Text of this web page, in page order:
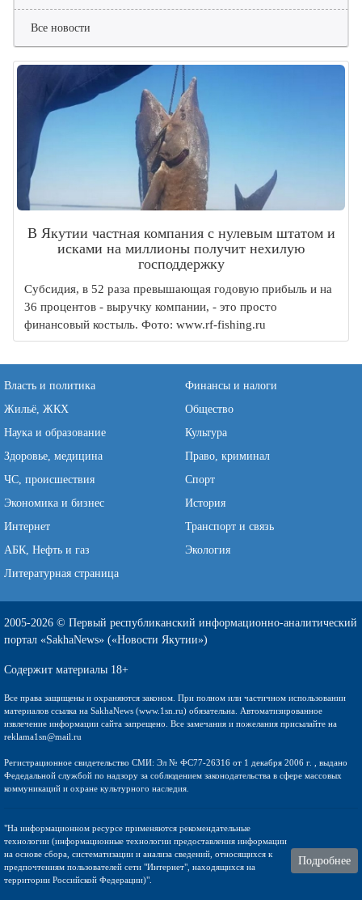
Все новости
В Якутии частная компания с нулевым штатом и
исками на миллионы получит нехилую
господдержку
Субсидия, в 52 раза превышающая годовую прибыль и на
36 процентов - выручку компании, - это просто
финансовый костыль. Фото: www.rf-fishing.ru
Власть и политика
Финансы и налоги
Жильё, ЖКХ
Общество
Наука и образование
Культура
Здоровье, медицина
Право, криминал
ЧС, происшествия
Спорт
Экономика и бизнес
История
Интернет
Транспорт и связь
АБК, Нефть и газ
Экология
Литературная страница
2005-2026 © Первый республиканский информационно-аналитический
портал «SakhaNews» («Новости Якутии»)
Содержит материалы 18+
Все права защищены и охраняются законом. При полном или частичном использовании
материалов ссылка на SakhaNews (www.1sn.ru) обязательна. Автоматизированное
извлечение информации сайта запрещено. Все замечания и пожелания присылайте на
reklama1sn@mail.ru
Регистрационное свидетельство СМИ: Эл № ФС77-26316 от 1 декабря 2006 г. , выдано
Федедальной службой по надзору за соблюдением законодательства в сфере массовых
коммуникаций и охране культурного наследия.
"На информационном ресурсе применяются рекомендательные
технологии (информационные технологии предоставления информации
на основе сбора, систематизации и анализа сведений, относящихся к
предпочтениям пользователей сети "Интернет", находящихся на
территории Российской Федерации)".
Подробнее